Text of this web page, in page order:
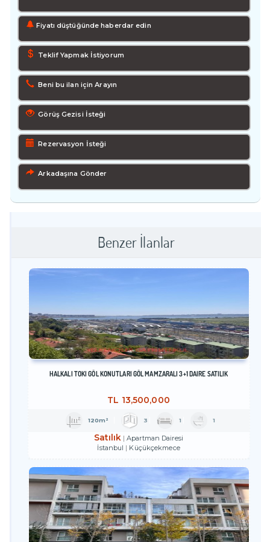
Fiyatı düştüğünde haberdar edin
Teklif Yapmak İstiyorum
Beni bu ilan için Arayın
Görüş Gezisi İsteği
Rezervasyon İsteği
Arkadaşına Gönder
Benzer İlanlar
HALKALI TOKİ GÖL KONUTLARI GÖL MAMZARALI 3+1 DAİRE SATILIK
TL 13,500,000
120m² 3 1 1
Satılık
Apartman Dairesi
İstanbul
Küçükçekmece